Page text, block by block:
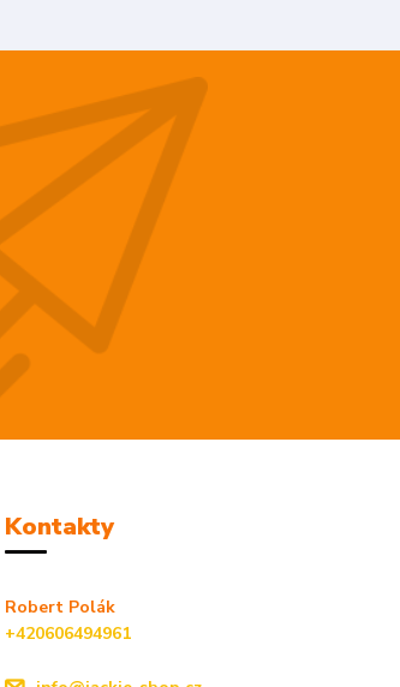
Kontakty
Robert Polák
+420606494961